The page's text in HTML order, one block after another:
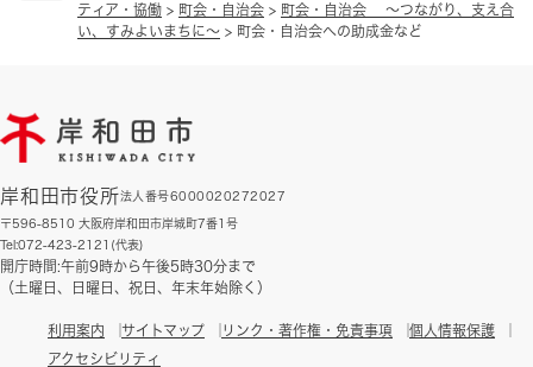
ティア・協働 > 町会・自治会 > 町会・自治会 ～つながり、支え合
い、すみよいまちに～ > 町会・自治会への助成金など
岸和田市役所法人番号6000020272027
〒596-8510 大阪府岸和田市岸城町7番1号
Tel:072-423-2121(代表)
開庁時間:午前9時から午後5時30分まで
（土曜日、日曜日、祝日、年末年始除く）
利用案内 サイトマップ リンク・著作権・免責事項
個人情報保護
アクセシビリティ